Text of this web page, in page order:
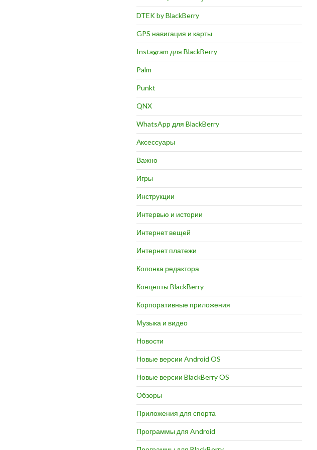
DTEK by BlackBerry
GPS навигация и карты
Instagram для BlackBerry
Palm
Punkt
QNX
WhatsApp для BlackBerry
Аксессуары
Важно
Игры
Инструкции
Интервью и истории
Интернет вещей
Интернет платежи
Колонка редактора
Концепты BlackBerry
Корпоративные приложения
Музыка и видео
Новости
Новые версии Android OS
Новые версии BlackBerry OS
Обзоры
Приложения для спорта
Программы для Android